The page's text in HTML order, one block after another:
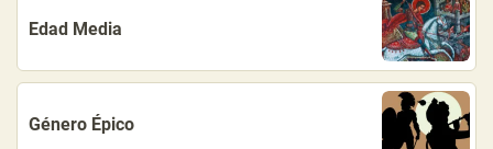
Edad Media
Género Épico